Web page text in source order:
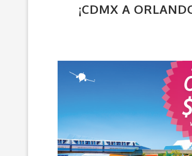
¡CDMX A